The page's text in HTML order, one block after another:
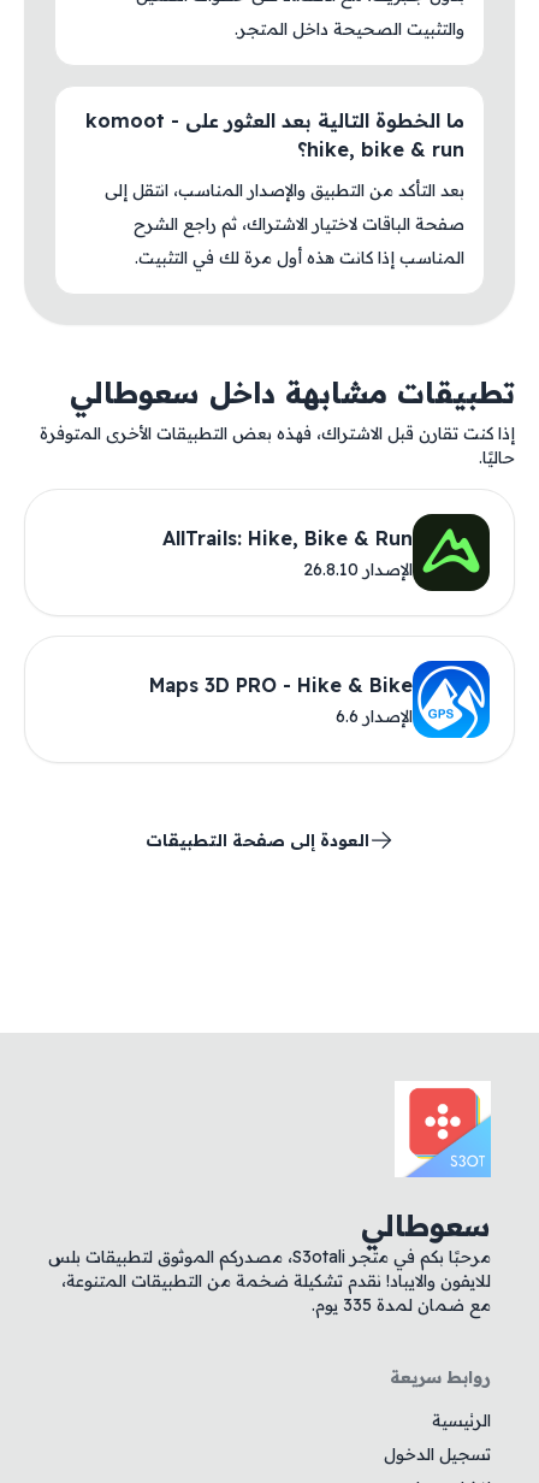
والتثبيت الصحيحة داخل المتجر.
ما الخطوة التالية بعد العثور على komoot -
hike, bike & run؟
بعد التأكد من التطبيق والإصدار المناسب، انتقل إلى
صفحة الباقات لاختيار الاشتراك، ثم راجع الشرح
المناسب إذا كانت هذه أول مرة لك في التثبيت.
تطبيقات مشابهة داخل سعوطالي
إذا كنت تقارن قبل الاشتراك، فهذه بعض التطبيقات الأخرى المتوفرة
حاليًا.
AllTrails: Hike, Bike & Run
الإصدار 26.8.10
Maps 3D PRO - Hike & Bike
الإصدار 6.6
العودة إلى صفحة التطبيقات
سعوطالي
مرحبًا بكم في متجر S3otali، مصدركم الموثوق لتطبيقات بلس
للايفون والايباد! نقدم تشكيلة ضخمة من التطبيقات المتنوعة،
مع ضمان لمدة 335 يوم.
روابط سريعة
الرئيسية
تسجيل الدخول